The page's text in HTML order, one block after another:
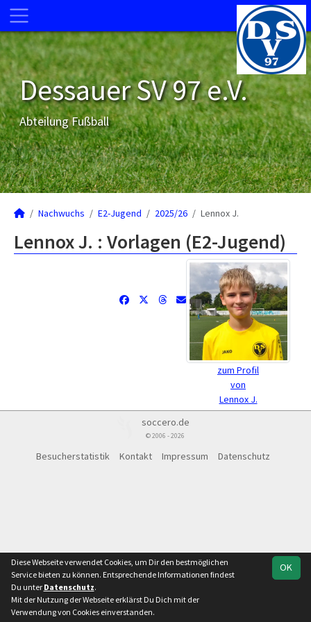
Dessauer SV 97 e.V.
Abteilung Fußball
Nachwuchs E2-Jugend 2025/26 Lennox J.
Lennox J. : Vorlagen (E2-Jugend)
zum Profil
von
Lennox J.
soccero.de
© 2006 - 2026
Besucherstatistik Kontakt Impressum Datenschutz
OK
Diese Webseite verwendet Cookies, um Dir den bestmöglichen
Service bieten zu können. Entsprechende Informationen findest
Du unter Datenschutz.
Mit der Nutzung der Webseite erklärst Du Dich mit der
Verwendung von Cookies einverstanden.